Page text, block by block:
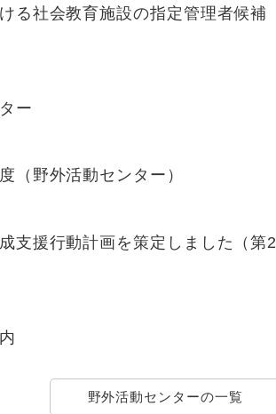
る社会教育施設の指定管理者候補
ー
（野外活動センター）
支援行動計画を策定しました（第2
野外活動センターの一覧